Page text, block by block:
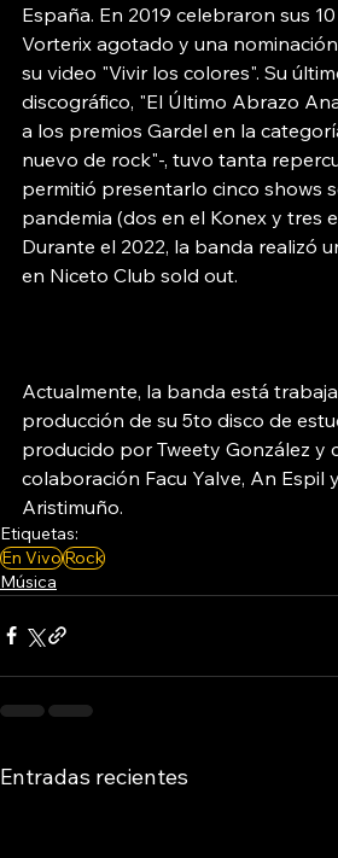
España. En 2019 celebraron sus
Vorterix agotado y una
su video "Vivir los colores". Su
discográfico, "El Último Abrazo
a los premios Gardel en la
nuevo de rock"-, tuvo tanta
permitió presentarlo cinco shows
pandemia (dos en el Konex y tres
Durante el 2022, la banda realizó
en Niceto Club sold out.
Actualmente, la banda está
producción de su 5to disco de
producido por Tweety González y
colaboración Facu Yalve, An Espil
Aristimuño.
Etiquetas:
En VivoRock
Música
Entradas recientes